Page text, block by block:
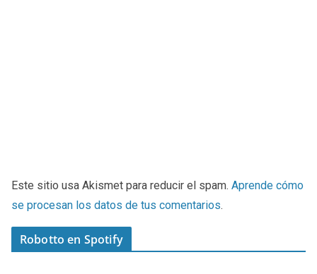
Este sitio usa Akismet para reducir el spam. Aprende cómo
se procesan los datos de tus comentarios.
Robotto en Spotify